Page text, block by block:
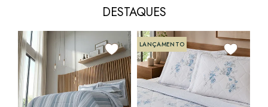
DESTAQUES
LANÇAMENTO